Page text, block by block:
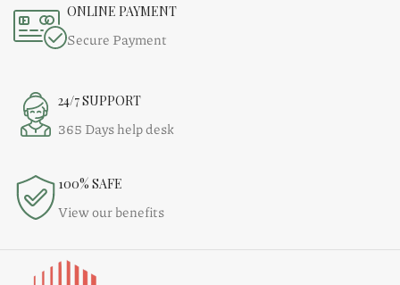
ONLINE PAYMENT
Secure Payment
24/7 SUPPORT
365 Days help desk
100% SAFE
View our benefits